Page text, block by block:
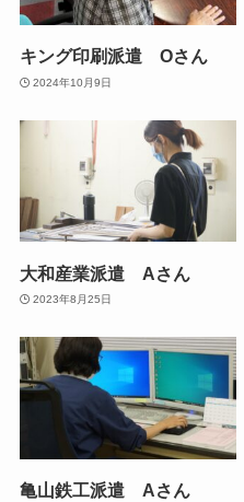
キング印刷派遣 Oさん
2024年10月9日
大和産業派遣 Aさん
2023年8月25日
亀山鉄工派遣 Aさん